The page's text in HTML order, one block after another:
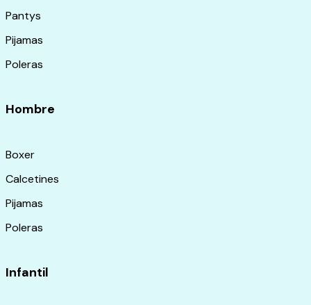
Pantys
Pijamas
Poleras
Hombre
Boxer
Calcetines
Pijamas
Poleras
Infantil